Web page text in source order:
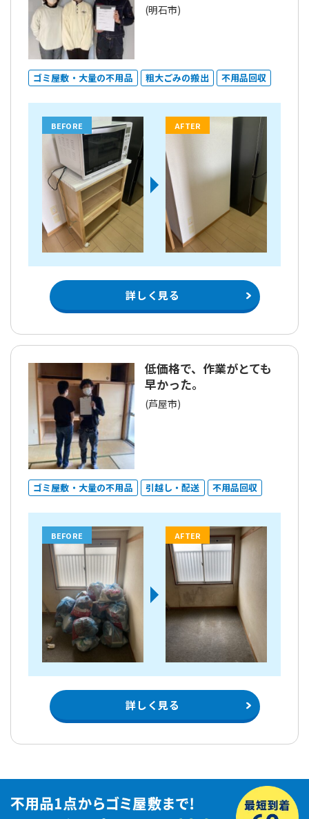
(明石市)
ゴミ屋敷・大量の不用品 粗大ごみの搬出 不用品回収
BEFORE AFTER
詳しく見る
低価格で、作業がとても
早かった。
(芦屋市)
ゴミ屋敷・大量の不用品 引越し・配送 不用品回収
BEFORE AFTER
詳しく見る